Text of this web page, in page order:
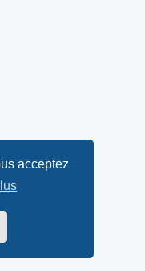
acceptez